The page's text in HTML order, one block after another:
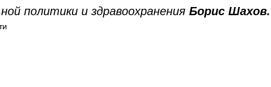
политики и здравоохранения Борис Шахов.